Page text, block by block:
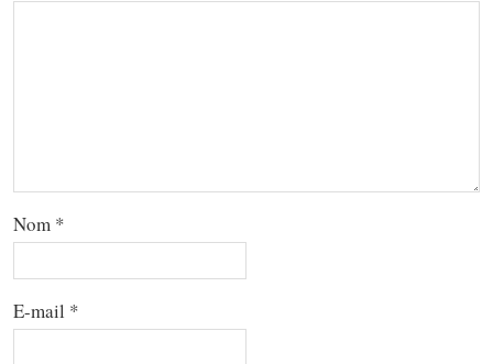
Nom *
E-mail *